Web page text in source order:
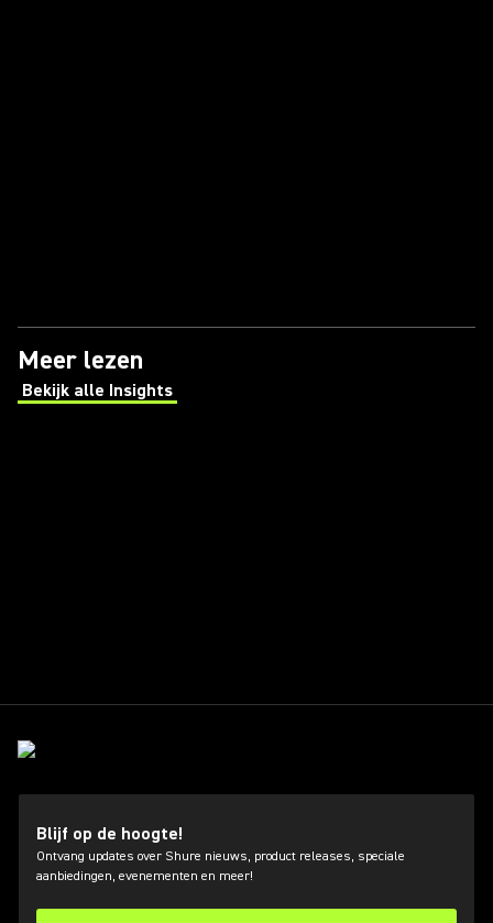
Meer lezen
Bekijk alle Insights
(Opens in a new tab)
Blijf op de hoogte!
Ontvang updates over Shure nieuws, product releases, speciale
aanbiedingen, evenementen en meer!